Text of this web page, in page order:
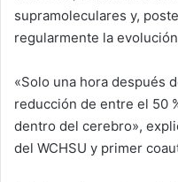
supramoleculares y,
regularmente la
«Solo una hora después
reducción de entre el 50
dentro del cerebro»,
del WCHSU y primer